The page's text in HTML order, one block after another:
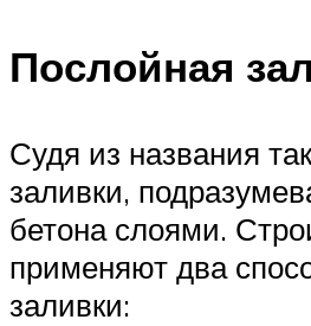
Послойная
Судя из названия
заливки,
бетона слоями.
применяют два
заливки: